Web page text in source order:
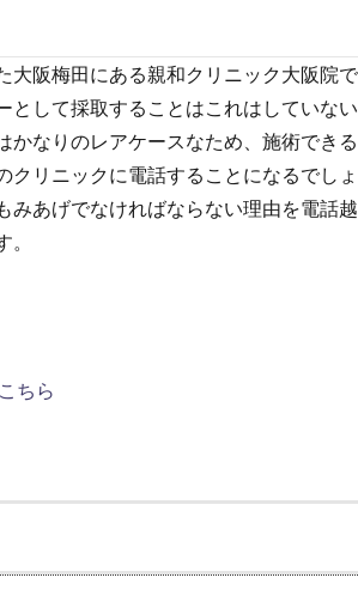
大阪梅田にある親和クリニック大阪院
として採取することはこれはしていな
かなりのレアケースなため、施術でき
クリニックに電話することになるでし
みあげでなければならない理由を電話
ちら